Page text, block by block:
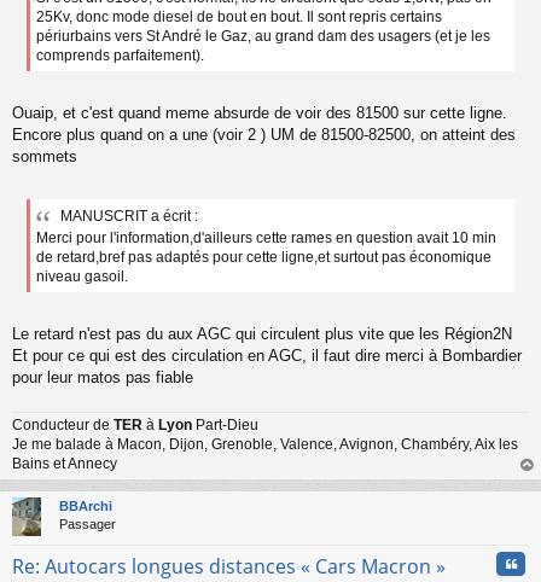
25Kv, donc mode diesel de bout en bout. Il sont repris certains
périurbains vers St André le Gaz, au grand dam des usagers (et je les
comprends parfaitement).
Ouaip, et c'est quand meme absurde de voir des 81500 sur cette ligne.
Encore plus quand on a une (voir 2 ) UM de 81500-82500, on atteint des
sommets
MANUSCRIT a écrit :
Merci pour l'information,d'ailleurs cette rames en question avait 10 min
de retard,bref pas adaptés pour cette ligne,et surtout pas économique
niveau gasoil.
Le retard n'est pas du aux AGC qui circulent plus vite que les Région2N
Et pour ce qui est des circulation en AGC, il faut dire merci à Bombardier
pour leur matos pas fiable
Conducteur de TER à Lyon Part-Dieu
Je me balade à Macon, Dijon, Grenoble, Valence, Avignon, Chambéry, Aix les
Bains et Annecy
au
BBArchi
Passager
Re: Autocars longues distances « Cars Macron »